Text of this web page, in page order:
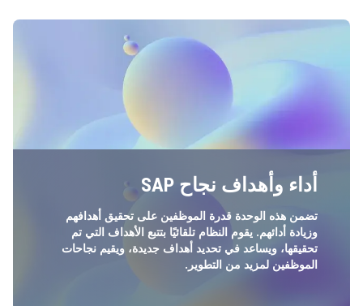
أداء وأهداف نجاح SAP
تضمن هذه الوحدة قدرة الموظفين على تحقيق أهدافهم
وزيادة أدائهم. يقوم النظام تلقائيًا بتتبع الأهداف التي تم
تحقيقها، ويساعد في تحديد أهداف جديدة، ويقيم نجاحات
الموظفين لمزيد من التطوير.